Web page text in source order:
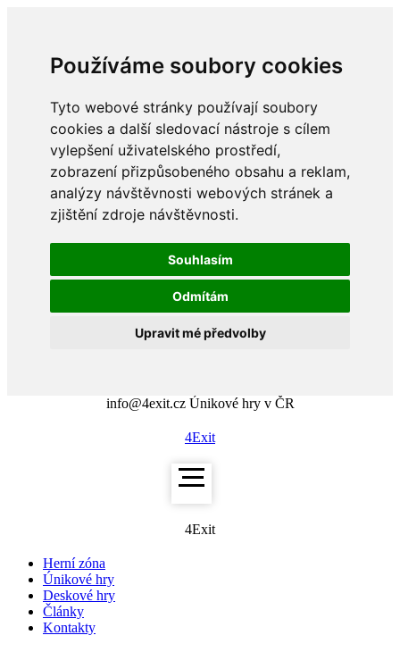
Používáme soubory cookies
Tyto webové stránky používají soubory
cookies a další sledovací nástroje s cílem
vylepšení uživatelského prostředí,
zobrazení přizpůsobeného obsahu a reklam,
analýzy návštěvnosti webových stránek a
zjištění zdroje návštěvnosti.
Souhlasím
Odmítám
Upravit mé předvolby
info@4exit.cz Únikové hry v ČR
4Exit
4Exit
Herní zóna
Únikové hry
Deskové hry
Články
Kontakty